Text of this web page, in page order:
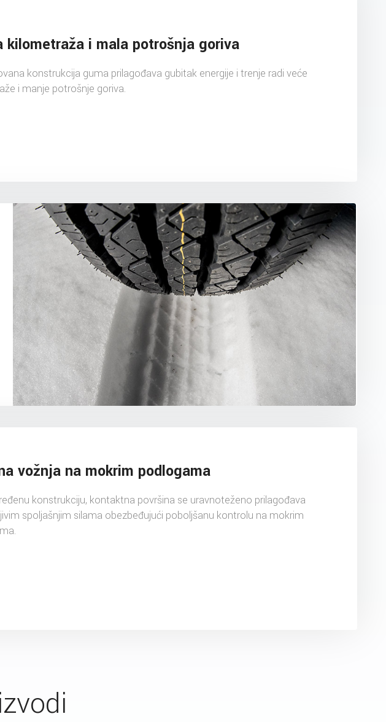
kilometraža i mala potrošnja goriva
konstrukcija guma prilagođava gubitak energije i trenje radi veće
i manje potrošnje goriva.
vožnja na mokrim podlogama
konstrukciju, kontaktna površina se uravnoteženo prilagođava
spoljašnjim silama obezbeđujući poboljšanu kontrolu na mokrim